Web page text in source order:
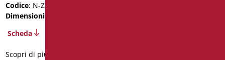
Codice: N-ZA06U
Dimensioni
Scheda
Scopri di più